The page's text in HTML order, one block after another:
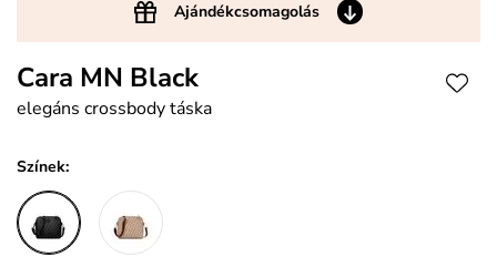
Ajándékcsomagolás
Cara MN Black
elegáns crossbody táska
Színek: